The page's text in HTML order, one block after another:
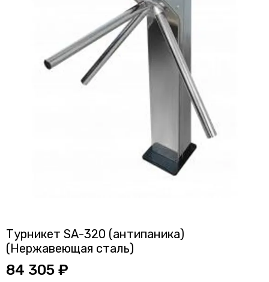
Турникет SA-320 (антипаника)
(Нержавеющая сталь)
84 305 ₽